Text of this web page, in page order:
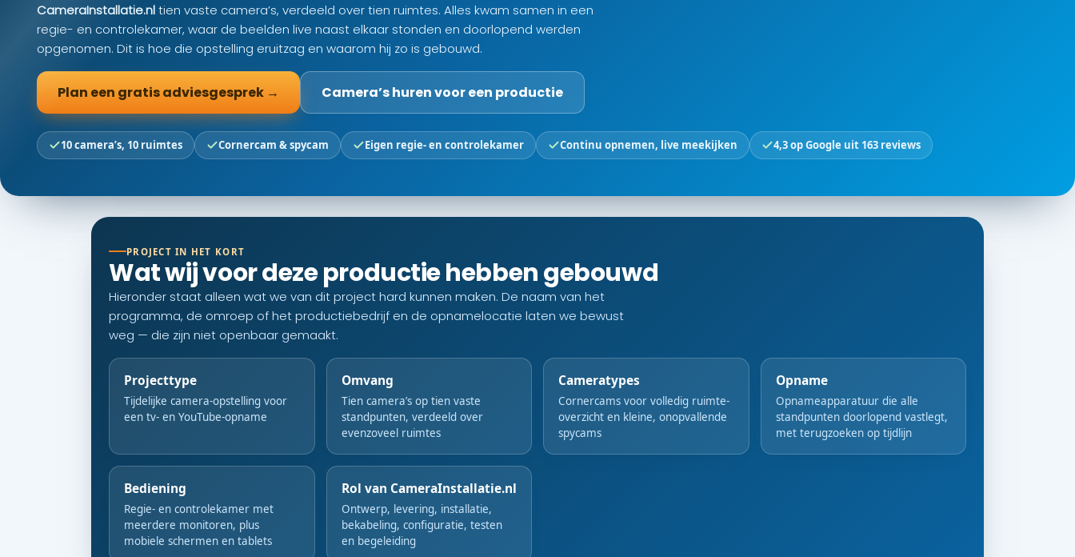
CameraInstallatie.nltien vaste camera’s, verdeeld over tien ruimtes. Alles kwam samen in een
regie- en controlekamer, waar de beelden live naast elkaar stonden en doorlopend werden
opgenomen. Dit is hoe die opstelling eruitzag en waarom hij zo is gebouwd.
Plan een gratis adviesgesprek → Camera’s huren voor een productie
10 camera’s, 10 ruimtes Cornercam & spycam Eigen regie- en controlekamer Continu opnemen, live meekijken 4,3 op Google uit 163 reviews
PROJECT IN HET KORT
Wat wij voor deze productie hebben gebouwd
Hieronder staat alleen wat we van dit project hard kunnen maken. De naam van het
programma, de omroep of het productiebedrijf en de opnamelocatie laten we bewust
weg — die zijn niet openbaar gemaakt.
Projecttype
Tijdelijke camera-opstelling voor
een tv- en YouTube-opname
Omvang
Tien camera’s op tien vaste
standpunten, verdeeld over
evenzoveel ruimtes
Cameratypes
Cornercams voor volledig ruimte-
overzicht en kleine, onopvallende
spycams
Opname
Opnameapparatuur die alle
standpunten doorlopend vastlegt,
met terugzoeken op tijdlijn
Bediening
Regie- en controlekamer met
meerdere monitoren, plus
mobiele schermen en tablets
Rol van CameraInstallatie.nl
Ontwerp, levering, installatie,
bekabeling, configuratie, testen
en begeleiding